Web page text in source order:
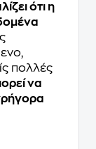
ότι η
πολλές
να